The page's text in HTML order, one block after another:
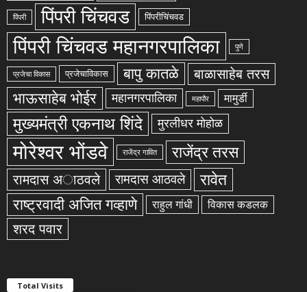
पिंपरी पिंपरी चिंचवड पिंपरीचिंचवड
पिंपरी चिंचवड महानगरपालिका पुणे
प्रजेचा विकास प्रजेचाविकास बापु कातळे बाळासाहेब तरस
भाऊसाहेब भोईर महानगरपालिका महापौर मामुर्डी
मुख्यमंत्री एकनाथ शिंदे मुरलीधर मोहोळ
मोरेश्वर भोंडवे राजेंद्र गावित राजेंद्र तरस
रामदास अाठवले रामदास आठवले रावेत
राष्ट्रवादी अजित गव्हाणे राहुल गांधी विकास कडलक
शरद पवार
Total Visits